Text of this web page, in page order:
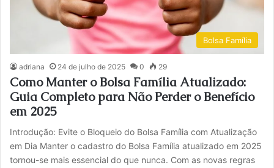
Bolsa Família
adriana 24 de julho de 2025 0 29
Como Manter o Bolsa Família Atualizado:
Guia Completo para Não Perder o Benefício
em 2025
Introdução: Evite o Bloqueio do Bolsa Família com Atualização
em Dia Manter o cadastro do Bolsa Família atualizado em 2025
tornou-se mais essencial do que nunca. Com as novas regras